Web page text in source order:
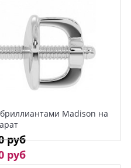
бриллиантами Madison на
руб
руб